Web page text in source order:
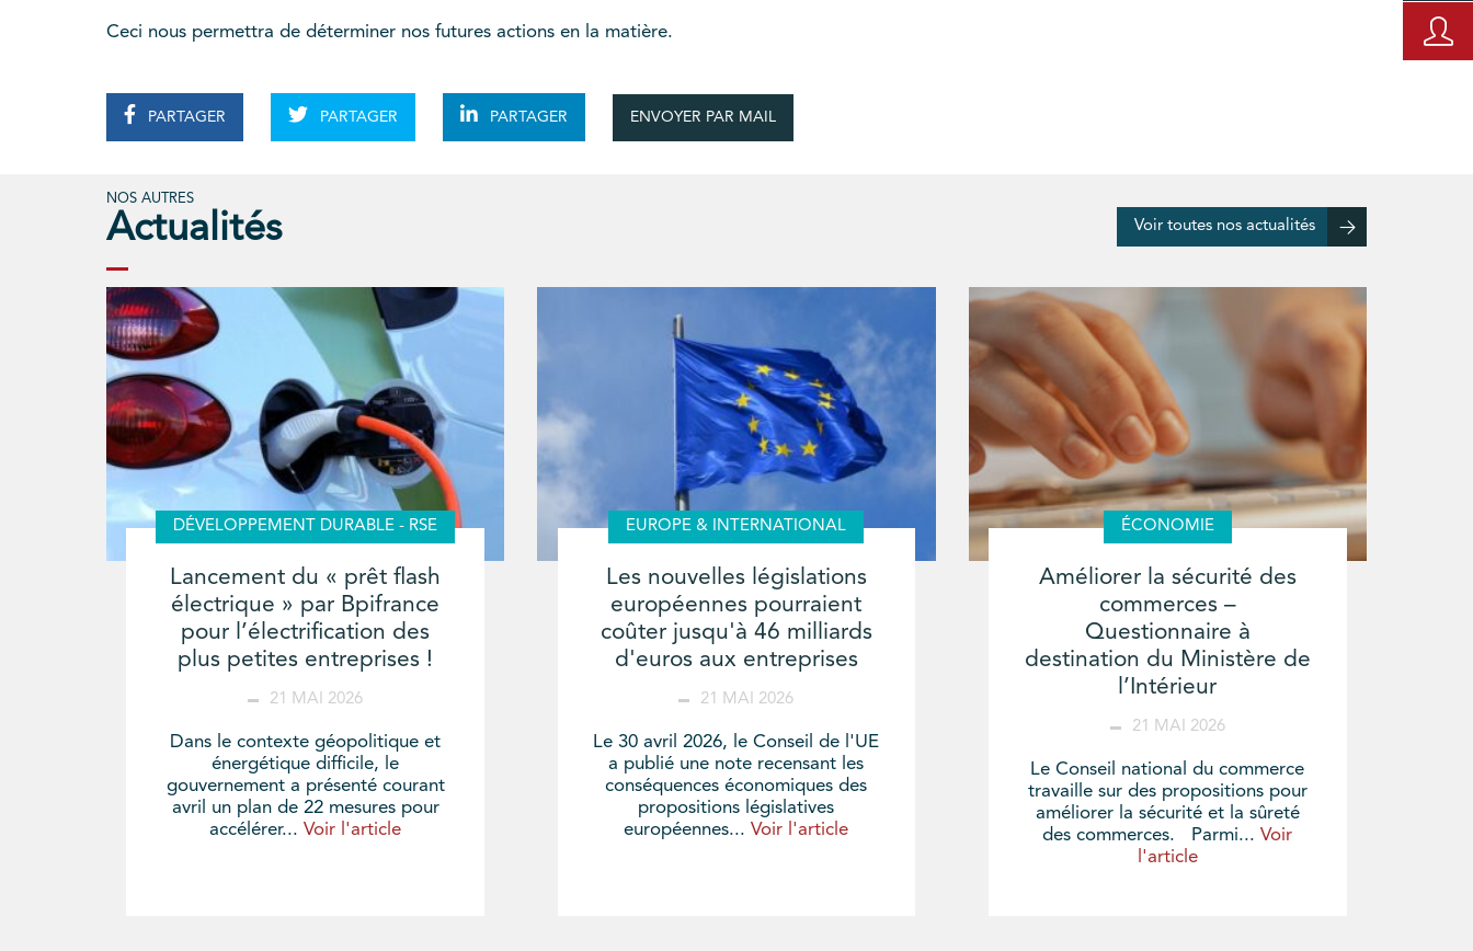
Ceci nous permettra de déterminer nos futures actions en la matière.
PARTAGER PARTAGER PARTAGER ENVOYER PAR MAIL
NOS AUTRES
Actualités Voir toutes nos actualités
DÉVELOPPEMENT DURABLE - RSE
Lancement du « prêt flash
électrique » par Bpifrance
pour l’électrification des
plus petites entreprises !
21 MAI 2026
Dans le contexte géopolitique et
énergétique difficile, le
gouvernement a présenté courant
avril un plan de 22 mesures pour
accélérer...Voir l'article
EUROPE & INTERNATIONAL
Les nouvelles législations
européennes pourraient
coûter jusqu'à 46 milliards
d'euros aux entreprises
21 MAI 2026
Le 30 avril 2026, le Conseil de l'UE
a publié une note recensant les
conséquences économiques des
propositions législatives
européennes...Voir l'article
ÉCONOMIE
Améliorer la sécurité des
commerces –
Questionnaire à
destination du Ministère de
l’Intérieur
21 MAI 2026
Le Conseil national du commerce
travaille sur des propositions pour
améliorer la sécurité et la sûreté
des commerces. Parmi...Voir
l'article